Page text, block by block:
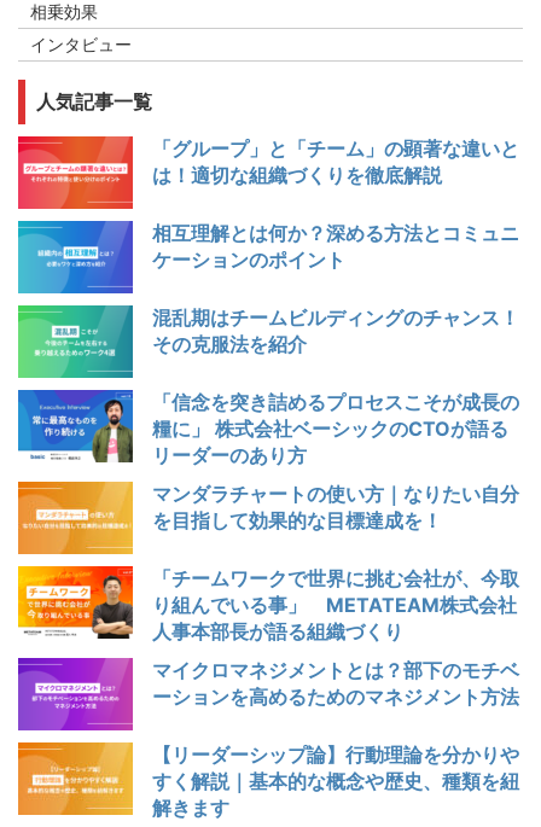
相乗効果
インタビュー
人気記事一覧
「グループ」と「チーム」の顕著な違いと
は！適切な組織づくりを徹底解説
相互理解とは何か？深める方法とコミュニ
ケーションのポイント
混乱期はチームビルディングのチャンス！
その克服法を紹介
「信念を突き詰めるプロセスこそが成長の
糧に」 株式会社ベーシックのCTOが語る
リーダーのあり方
マンダラチャートの使い方｜なりたい自分
を目指して効果的な目標達成を！
「チームワークで世界に挑む会社が、今取
り組んでいる事」 METATEAM株式会社
人事本部長が語る組織づくり
マイクロマネジメントとは？部下のモチベ
ーションを高めるためのマネジメント方法
【リーダーシップ論】行動理論を分かりや
すく解説｜基本的な概念や歴史、種類を紐
解きます